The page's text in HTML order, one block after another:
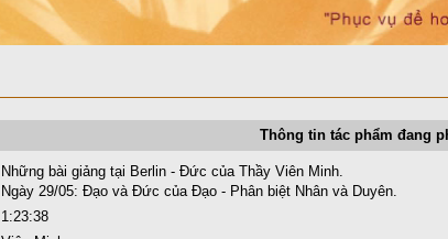
Thông tin tác phẩm đang
Những bài giảng tại Berlin - Đức của Thầy Viên Minh.
Ngày 29/05: Đạo và Đức của Đạo - Phân biệt Nhân và Duyên.
1:23:38